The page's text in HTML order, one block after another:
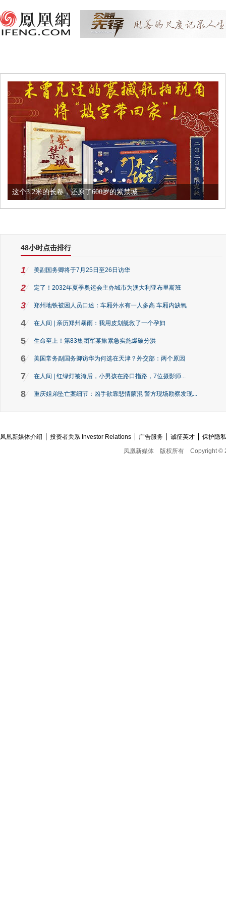
这个3.2米的长卷，还原了600岁的紫禁城
48小时点击排行
1 美副国务卿将于7月25日至26日访华
2 定了！2032年夏季奥运会主办城市为澳大利亚布里斯班
3 郑州地铁被困人员口述：车厢外水有一人多高 车厢内缺氧
4 在人间 | 亲历郑州暴雨：我用皮划艇救了一个孕妇
5 生命至上！第83集团军某旅紧急实施爆破分洪
6 美国常务副国务卿访华为何选在天津？外交部：两个原因
7 在人间 | 红绿灯被淹后，小男孩在路口指路，7位摄影师...
8 重庆姐弟坠亡案细节：凶手欲靠悲情蒙混 警方现场勘察发现...
凤凰新媒体介绍 投资者关系 Investor Relations 广告服务 诚征英才
保护隐
凤凰新媒体
版权所有 Copyright ©